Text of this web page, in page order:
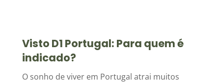
Visto D1 Portugal: Para quem é
indicado?
O sonho de viver em Portugal atrai muitos